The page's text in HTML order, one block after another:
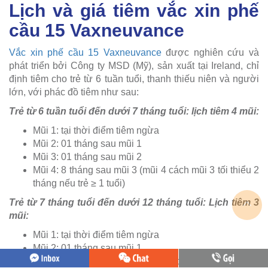
Lịch và giá tiêm vắc xin phế
cầu 15 Vaxneuvance
Vắc xin phế cầu 15 Vaxneuvanceđược nghiên cứu và
phát triển bởi Công ty MSD (Mỹ), sản xuất tại Ireland, chỉ
định tiêm cho trẻ từ 6 tuần tuổi, thanh thiếu niên và người
lớn, với phác đồ tiêm như sau:
Trẻ từ 6 tuần tuổi đến dưới 7 tháng tuổi: lịch tiêm 4 mũi:
Mũi 1: tại thời điểm tiêm ngừa
Mũi 2: 01 tháng sau mũi 1
Mũi 3: 01 tháng sau mũi 2
Mũi 4: 8 tháng sau mũi 3 (mũi 4 cách mũi 3 tối thiểu 2
tháng nếu trẻ ≥ 1 tuổi)
Trẻ từ 7 tháng tuổi đến dưới 12 tháng tuổi: Lịch tiêm 3
mũi:
Mũi 1: tại thời điểm tiêm ngừa
Mũi 2: 01 tháng sau mũi 1
Mũi 3: 06 tháng sau mũi 2 (mũi 3 cách mũi 2 tối thiểu